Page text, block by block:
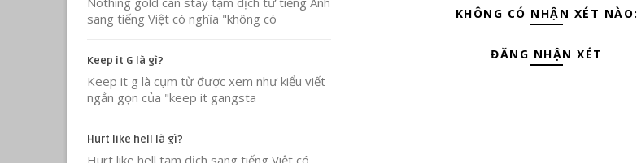
sang tiếng Việt có nghĩa "không có
Keep it G là gì?
Keep it g là cụm từ được xem như kiểu viết
ngắn gọn của "keep it gangsta
Hurt like hell là gì?
Hurt like hell tạm dịch sang tiếng Việt có
KHÔNG CÓ NHẬN XÉT NÀO:
ĐĂNG NHẬN XÉT